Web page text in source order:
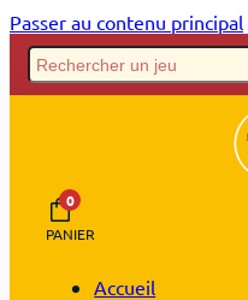
Passer au contenu principal
0
PANIER
Accueil